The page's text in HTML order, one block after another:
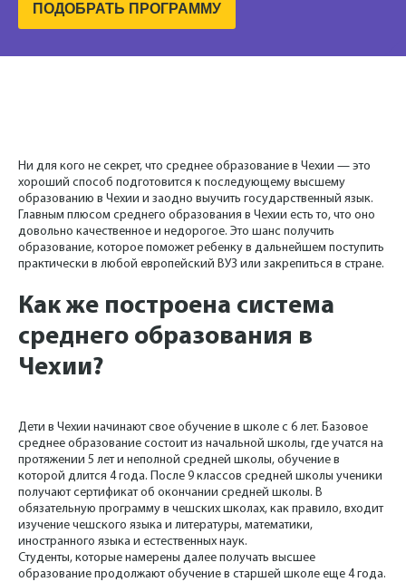
ПОДОБРАТЬ ПРОГРАММУ
Ни для кого не секрет, что среднее образование в Чехии — это
хороший способ подготовится к последующему высшему
образованию в Чехии и заодно выучить государственный язык.
Главным плюсом среднего образования в Чехии есть то, что оно
довольно качественное и недорогое. Это шанс получить
образование, которое поможет ребенку в дальнейшем поступить
практически в любой европейский ВУЗ или закрепиться в стране.
Как же построена система
среднего образования в
Чехии?
Дети в Чехии начинают свое обучение в школе с 6 лет. Базовое
среднее образование состоит из начальной школы, где учатся на
протяжении 5 лет и неполной средней школы, обучение в
которой длится 4 года. После 9 классов средней школы ученики
получают сертификат об окончании средней школы. В
обязательную программу в чешских школах, как правило, входит
изучение чешского языка и литературы, математики,
иностранного языка и естественных наук.
Студенты, которые намерены далее получать высшее
образование продолжают обучение в старшей школе еще 4 года.